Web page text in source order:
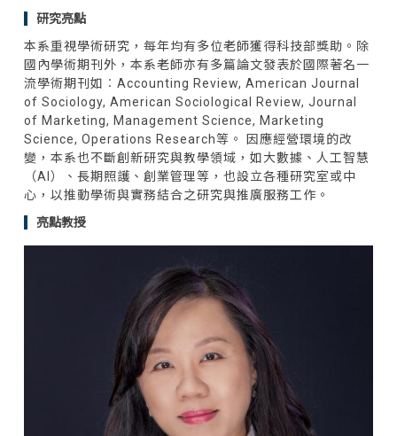
研究亮點
本系重視學術研究，每年均有多位老師獲得科技部獎助。除
國內學術期刊外，本系老師亦有多篇論文發表於國際著名一
流學術期刊如︰Accounting Review, American Journal
of Sociology, American Sociological Review, Journal
of Marketing, Management Science, Marketing
Science, Operations Research等。 因應經營環境的改
變，本系也不斷創新研究與教學領域，如大數據、人工智慧
（AI）、長期照護、創業管理等，也設立各種研究室或中
心，以推動學術與實務結合之研究與推廣服務工作。
亮點教授